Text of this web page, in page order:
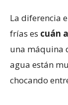
La diferencia
frías es cuán
una máquina
agua están
chocando